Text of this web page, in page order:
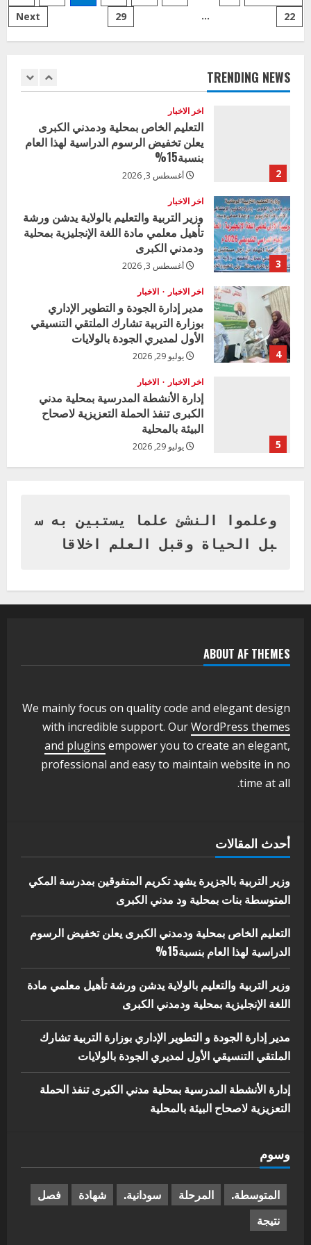
الجزيرة
نجاحا
pagination
22
…
29
Next
TRENDING NEWS
1
اخر الاخبار
2
اخر الاخبار
التعليم الخاص بمحلية ودمدني الكبرى
يعلن تخفيض الرسوم الدراسية لهذا العام
بنسبة15%
أغسطس 3, 2026
3
اخر الاخبار
وزير التربية والتعليم بالولاية يدشن ورشة
تأهيل معلمي مادة اللغة الإنجليزية بمحلية
ودمدني الكبرى
أغسطس 3, 2026
4
اخر الاخبار الاخبار
مدير إدارة الجودة و التطوير الإداري
بوزارة التربية تشارك الملتقي التنسيقي
الأول لمديري الجودة بالولايات
يوليو 29, 2026
5
اخر الاخبار الاخبار
إدارة الأنشطة المدرسية بمحلية مدني
الكبرى تنفذ الحملة التعزيزية لاصحاح
البيئة بالمحلية
يوليو 29, 2026
بنات بمحلية ود مدني الكبرى
أغسطس 3, 2026
يعلن تخفيض الرسوم الدراسية لهذا العام
بنسبة15%
3
وزير التربية والتعليم بالولاية يدشن ورشة
أغسطس 3, 2026
اخر الاخبار الاخبار
مدير إدارة الجودة و التطوير الإداري
بوزارة التربية تشارك الملتقي التنسيقي
5
البيئة بالمحلية
يوليو 29, 2026
وعلموا النشئ علما يستبين به س
بل الحياة وقبل العلم اخلاقا
ABOUT AF THEMES
We mainly focus on quality code and elegant design
with incredible support. OurWordPress themes
and plugins empower you to create an elegant,
professional and easy to maintain website in no
time at all.
أحدث المقالات
وزير التربية بالجزيرة يشهد تكريم المتفوقين بمدرسة المكي
المتوسطة بنات بمحلية ود مدني الكبرى
التعليم الخاص بمحلية ودمدني الكبرى يعلن تخفيض الرسوم
الدراسية لهذا العام بنسبة15%
وزير التربية والتعليم بالولاية يدشن ورشة تأهيل معلمي مادة
اللغة الإنجليزية بمحلية ودمدني الكبرى
مدير إدارة الجودة و التطوير الإداري بوزارة التربية تشارك
الملتقي التنسيقي الأول لمديري الجودة بالولايات
إدارة الأنشطة المدرسية بمحلية مدني الكبرى تنفذ الحملة
التعزيزية لاصحاح البيئة بالمحلية
وسوم
المتوسطة. المرحلة سودانية. شهادة
فصل
نتيجة